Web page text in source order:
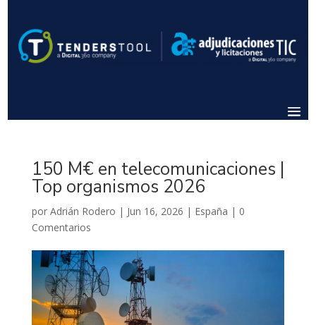
150 M€ en telecomunicaciones |
Top organismos 2026
por Adrián Rodero | Jun 16, 2026 | España | 0
Comentarios